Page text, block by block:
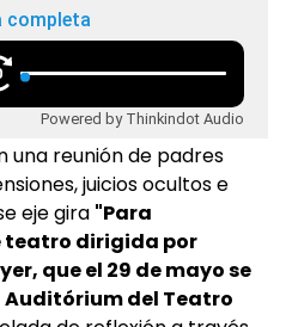
completa
Powered by Thinkindot Audio
una reunión de padres
juicios ocultos e
eje gira "Para
teatro dirigida por
que el 29 de mayo se
del Teatro